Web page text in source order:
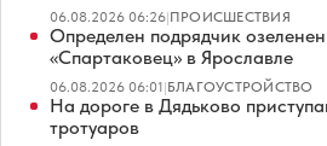
06.08.2026 06:26|ПРОИСШЕСТВИЯ
Определен подрядчик
«Спартаковец» в Ярославле
06.08.2026 06:01|БЛАГОУСТРОЙСТВО
На дороге в Дядьково
тротуаров